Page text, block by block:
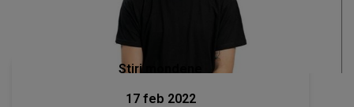
Stiri mondene
17 feb 2022